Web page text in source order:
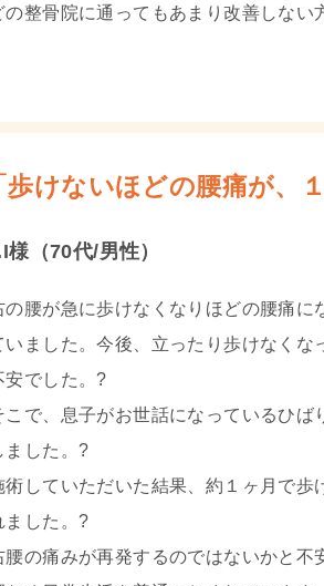
の整骨院に通ってもあまり改善しない
歩けないほどの腰痛が、
様（70代/男性）
の腰が急に歩けなくなりほどの腰痛に
いました。今後、立ったり歩けなくな
安でした。?
こで、息子がお世話になっているひば
ました。 ?
術していただいた結果、約１ヶ月で歩
ました。 ?
腰の痛みが再発するのではないかと不